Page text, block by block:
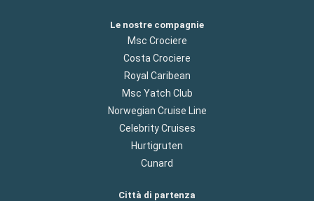
Le nostre compagnie
Msc Crociere
Costa Crociere
Royal Caribean
Msc Yatch Club
Norwegian Cruise Line
Celebrity Cruises
Hurtigruten
Cunard
Città di partenza